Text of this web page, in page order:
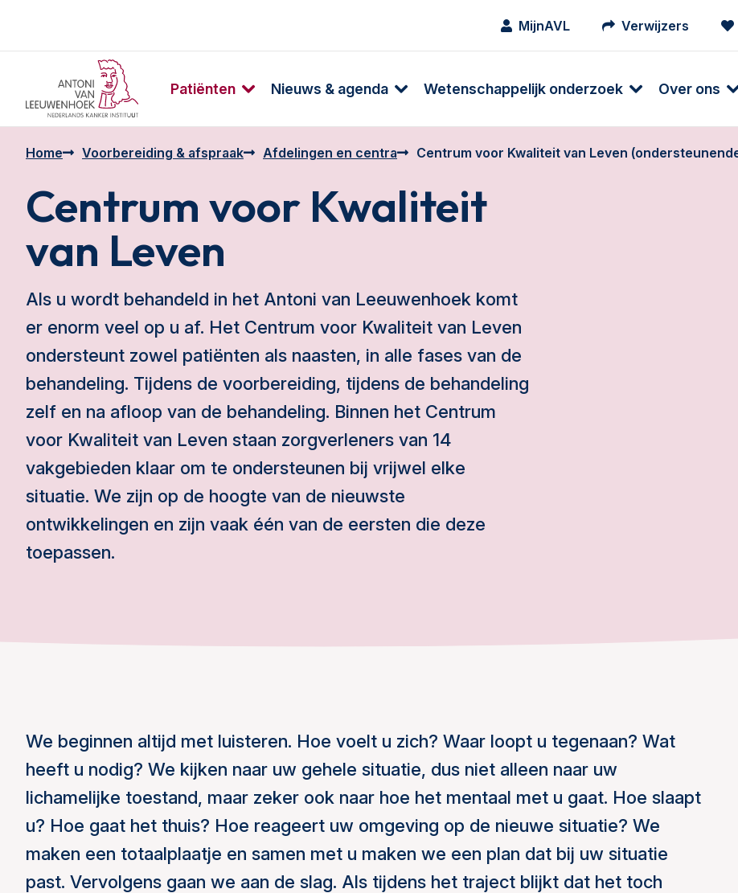
MijnAVL Verwijzers
Patiënten Nieuws & agenda Wetenschappelijk onderzoek Over ons
Centrum voor Kwaliteit
van Leven
Als u wordt behandeld in het Antoni van Leeuwenhoek komt
er enorm veel op u af. Het Centrum voor Kwaliteit van Leven
ondersteunt zowel patiënten als naasten, in alle fases van de
behandeling. Tijdens de voorbereiding, tijdens de behandeling
zelf en na afloop van de behandeling. Binnen het Centrum
voor Kwaliteit van Leven staan zorgverleners van 14
vakgebieden klaar om te ondersteunen bij vrijwel elke
situatie. We zijn op de hoogte van de nieuwste
ontwikkelingen en zijn vaak één van de eersten die deze
toepassen.
Home Voorbereiding & afspraak Afdelingen en centra Centrum voor Kwaliteit van Leven
We beginnen altijd met luisteren. Hoe voelt u zich? Waar loopt u tegenaan? Wat
heeft u nodig? We kijken naar uw gehele situatie, dus niet alleen naar uw
lichamelijke toestand, maar zeker ook naar hoe het mentaal met u gaat. Hoe slaapt
u? Hoe gaat het thuis? Hoe reageert uw omgeving op de nieuwe situatie? We
maken een totaalplaatje en samen met u maken we een plan dat bij uw situatie
past. Vervolgens gaan we aan de slag. Als tijdens het traject blijkt dat het toch